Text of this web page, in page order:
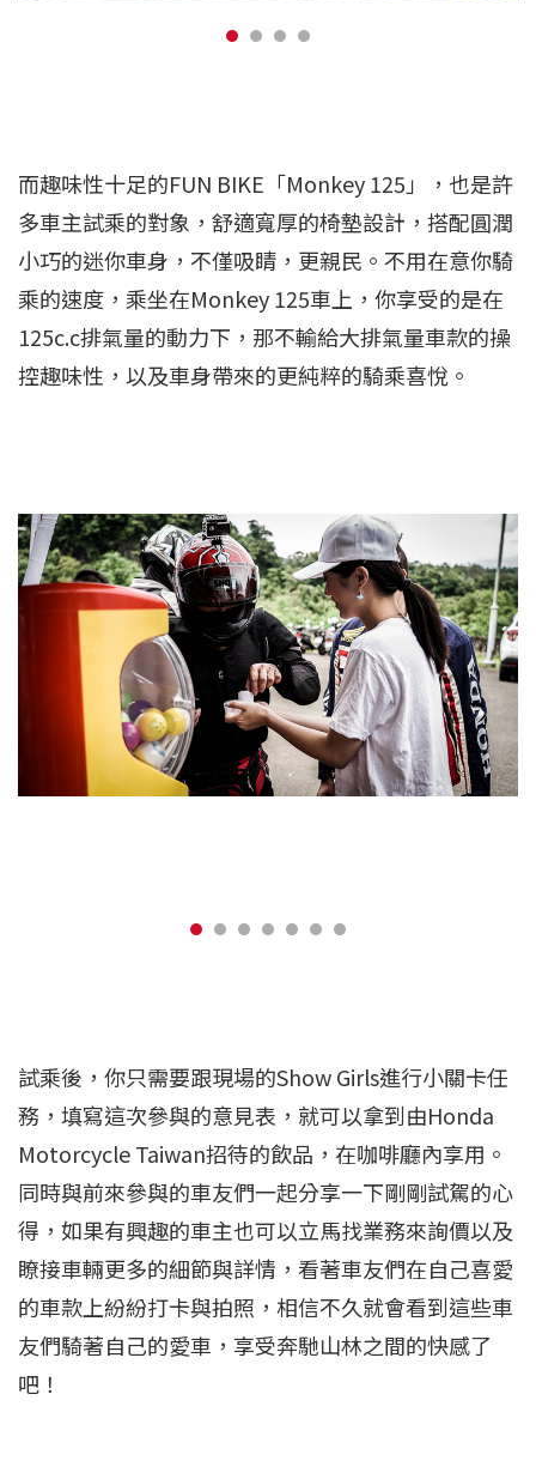
而趣味性十足的FUN BIKE「Monkey 125」，也是許
多車主試乘的對象，舒適寬厚的椅墊設計，搭配圓潤
小巧的迷你車身，不僅吸睛，更親民。不用在意你騎
乘的速度，乘坐在Monkey 125車上，你享受的是在
125c.c排氣量的動力下，那不輸給大排氣量車款的操
控趣味性，以及車身帶來的更純粹的騎乘喜悅。
試乘後，你只需要跟現場的Show Girls進行小關卡任
務，填寫這次參與的意見表，就可以拿到由Honda
Motorcycle Taiwan招待的飲品，在咖啡廳內享用。
同時與前來參與的車友們一起分享一下剛剛試駕的心
得，如果有興趣的車主也可以立馬找業務來詢價以及
瞭接車輛更多的細節與詳情，看著車友們在自己喜愛
的車款上紛紛打卡與拍照，相信不久就會看到這些車
友們騎著自己的愛車，享受奔馳山林之間的快感了
吧！